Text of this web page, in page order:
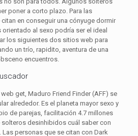
poner a corto plazo. Para las
en conseguir una cónyuge dormir
al sexo podría ser el ideal
los siguientes dos sitios web para
un trío, rapidito, aventura de una
encuentros.
get, Maduro Friend Finder (AFF) se
alrededor. Es el planeta mayor sexo y
de parejas, facilitación 4.7 millones
desinhibidos cuál saber con
personas que se citan con Dark